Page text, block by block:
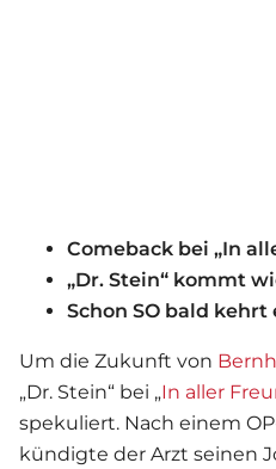
Comeback bei „In
„Dr. Stein“ kommt
Schon SO bald kehrt
Um die Zukunft von
„Dr. Stein“ bei „In aller
spekuliert. Nach einem
kündigte der Arzt seinen